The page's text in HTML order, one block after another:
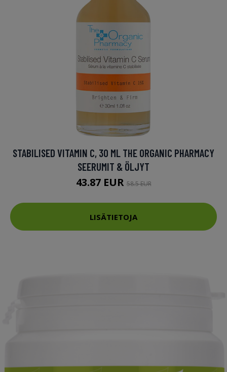
STABILISED VITAMIN C, 30 ML THE ORGANIC PHARMACY
SEERUMIT & ÖLJYT
43.87 EUR58.5 EUR
LISÄTIETOJA